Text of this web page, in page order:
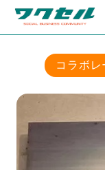
コラボ